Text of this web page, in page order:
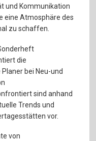
und Kommunikation
eine Atmosphäre des
zu schaffen.
die
bei Neu-und
sind anhand
Trends und
vor.
von